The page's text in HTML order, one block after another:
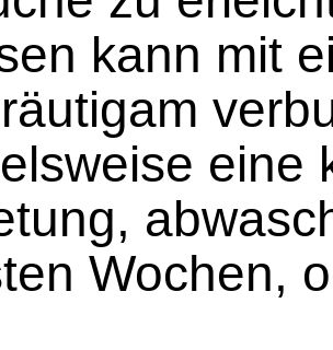
kann mit
eine
Wochen,